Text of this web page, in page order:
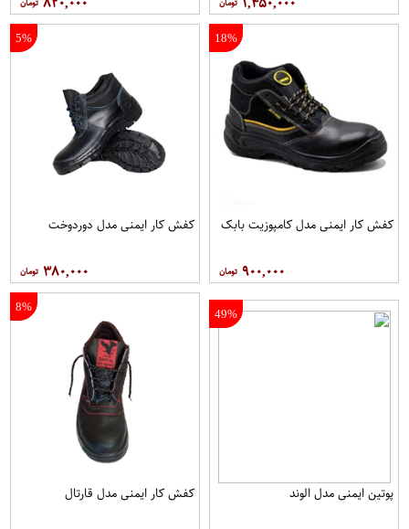
18%
کفش کار ايمنی مدل کامپوزيت بابک
۹۰۰,۰۰۰
5%
کفش کار ایمنی مدل دوردوخت
۳۸۰,۰۰۰
49%
پوتين ايمنی مدل الوند
8%
کفش کار ايمنی مدل قارتال